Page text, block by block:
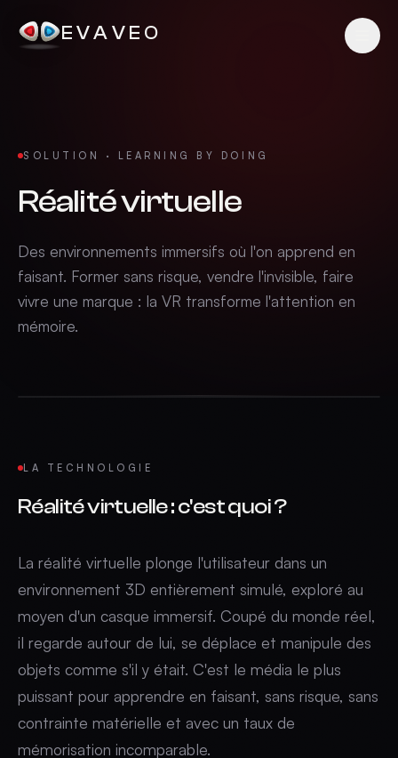
EVAVEO
SOLUTION · LEARNING BY DOING
Réalité virtuelle
Des environnements immersifs où l'on apprend en
faisant. Former sans risque, vendre l'invisible, faire
vivre une marque : la VR transforme l'attention en
mémoire.
LA TECHNOLOGIE
Réalité virtuelle:c'est quoi ?
La réalité virtuelle plonge l'utilisateur dans un
environnement 3D entièrement simulé, exploré au
moyen d'un casque immersif. Coupé du monde réel,
il regarde autour de lui, se déplace et manipule des
objets comme s'il y était. C'est le média le plus
puissant pour apprendre en faisant, sans risque, sans
contrainte matérielle et avec un taux de
mémorisation incomparable.